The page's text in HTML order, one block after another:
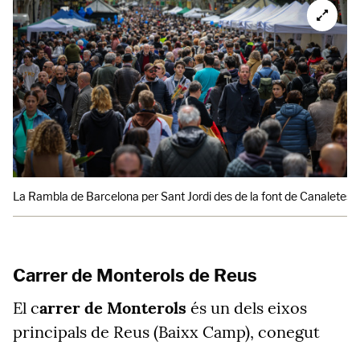
La Rambla de Barcelona per Sant Jordi des de la font de Canaletes
Carrer de Monterols de Reus
El carrer de Monterols és un dels eixos
principals de Reus (Baixx Camp), conegut